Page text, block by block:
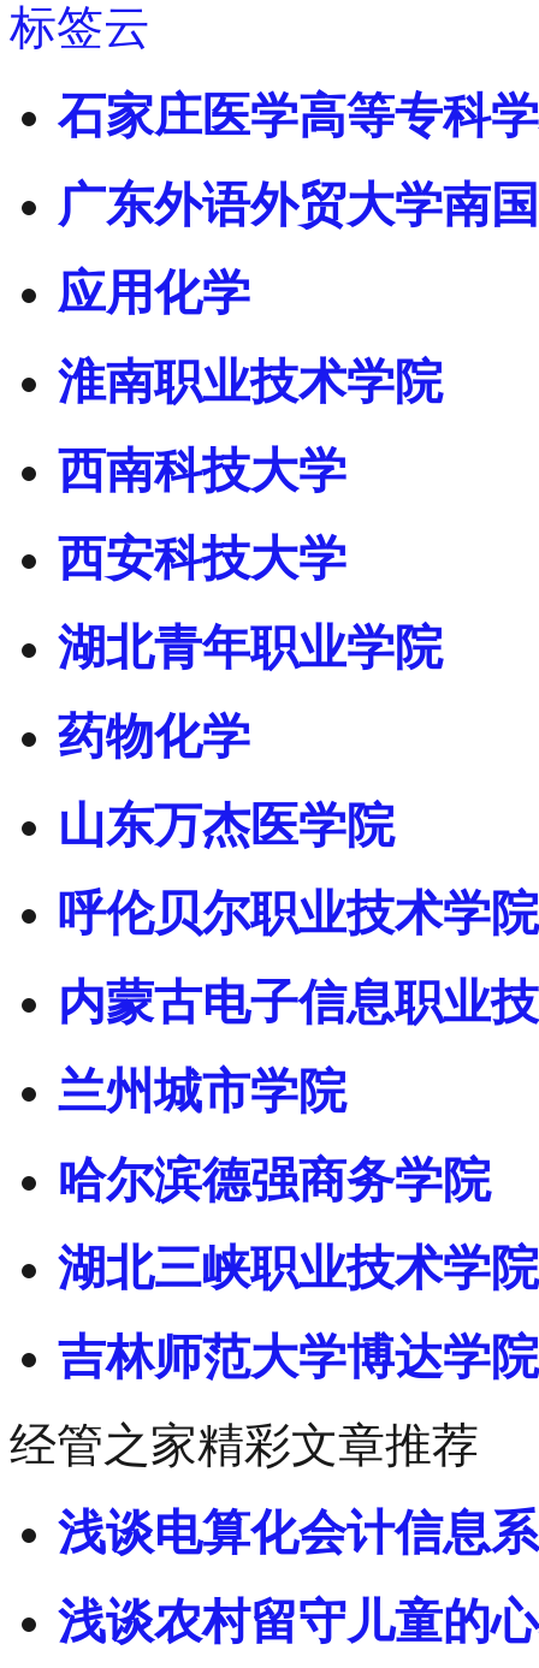
标签云
石家庄医学高等专科
广东外语外贸大学南
应用化学
淮南职业技术学院
西南科技大学
西安科技大学
湖北青年职业学院
药物化学
山东万杰医学院
呼伦贝尔职业技术学院
内蒙古电子信息职业
兰州城市学院
哈尔滨德强商务学院
湖北三峡职业技术学院
吉林师范大学博达学院
经管之家精彩文章推荐
浅谈电算化会计信息
浅谈农村留守儿童的